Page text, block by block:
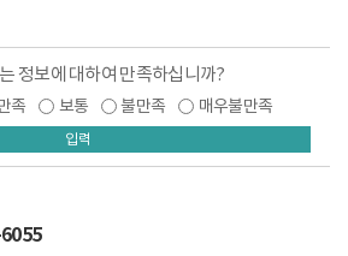
정보에 대하여 만족하십니까?
족 보통 불만족 매우불만족
입력